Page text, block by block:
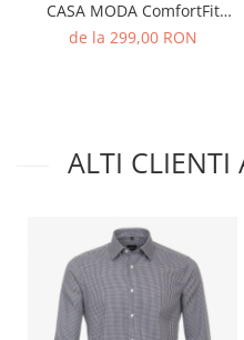
CASA MODA ComfortFit
albastru dungulite
de la 299,00 RON
ALTI CLIENTI